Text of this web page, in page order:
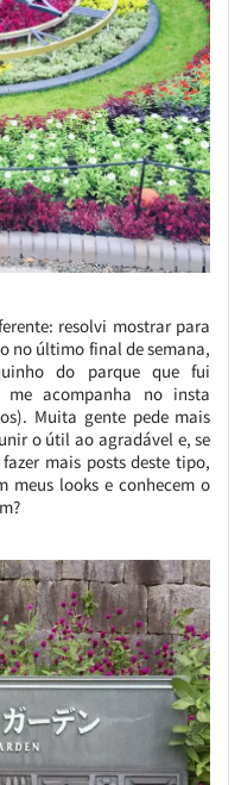
resolvi mostrar para
no último final de semana,
do parque que fui
acompanha no insta
Muita gente pede mais
o útil ao agradável e, se
mais posts deste tipo,
meus looks e conhecem o